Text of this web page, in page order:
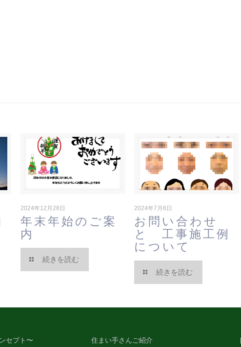
2024年12月28日
年末年始のご案
内
続きを読む
2024年7月8日
お問い合わせ
と 工事施工例
について
続きを読む
セプト〜 住まい手さんご紹介